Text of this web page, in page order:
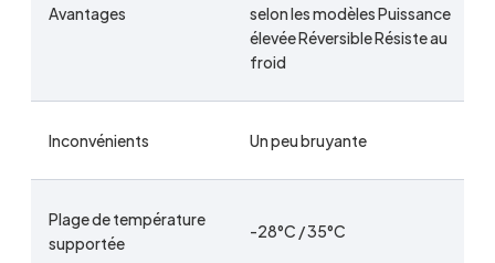
Avantages
selon les modèles Puissance
élevée Réversible Résiste au
froid
Inconvénients Un peu bruyante
Plage de température
supportée
-28°C / 35°C